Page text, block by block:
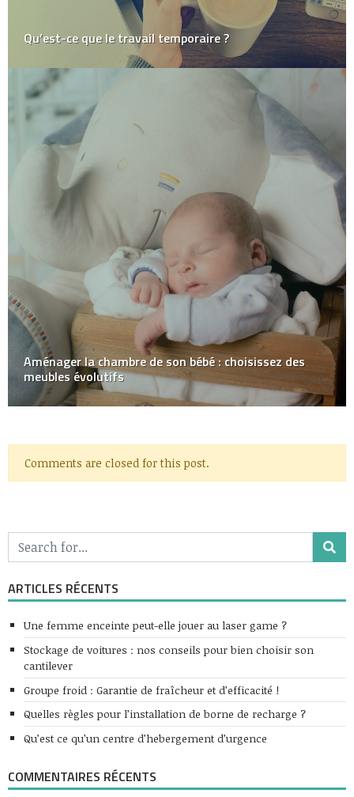
Qu’est-ce que le travail temporaire ?
Aménager la chambre de son bébé : choisissez des
meubles évolutifs
Comments are closed for this post.
ARTICLES RÉCENTS
Une femme enceinte peut-elle jouer au laser game ?
Stockage de voitures : nos conseils pour bien choisir son
cantilever
Groupe froid : Garantie de fraîcheur et d’efficacité !
Quelles règles pour l’installation de borne de recharge ?
Qu’est ce qu’un centre d’hebergement d’urgence
COMMENTAIRES RÉCENTS